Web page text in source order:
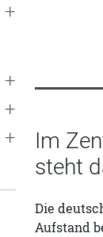
+
+
+
+
Im
steht
Die
Aufstand